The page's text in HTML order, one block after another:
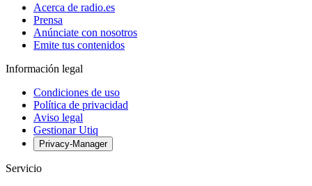
Acerca de radio.es
Prensa
Anúnciate con nosotros
Emite tus contenidos
Información legal
Condiciones de uso
Política de privacidad
Aviso legal
Gestionar Utiq
Privacy-Manager
Servicio